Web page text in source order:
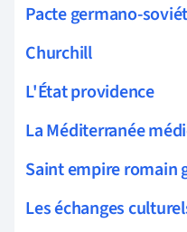
Pacte germano-
Churchill
L'État providence
La Méditerranée
Saint empire romain
Les échanges